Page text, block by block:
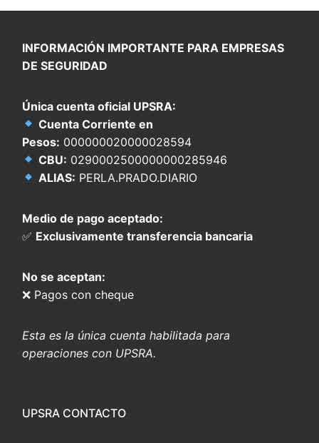
INFORMACIÓN IMPORTANTE PARA EMPRESAS
DE SEGURIDAD
Única cuenta oficial UPSRA:
Cuenta Corriente en
Pesos: 000000020000028594
CBU: 0290002500000000285946
ALIAS: PERLA.PRADO.DIARIO
Medio de pago aceptado:
✅ Exclusivamente transferencia bancaria
No se aceptan:
❌ Pagos con cheque
Esta es la única cuenta habilitada para
operaciones con UPSRA.
UPSRA CONTACTO